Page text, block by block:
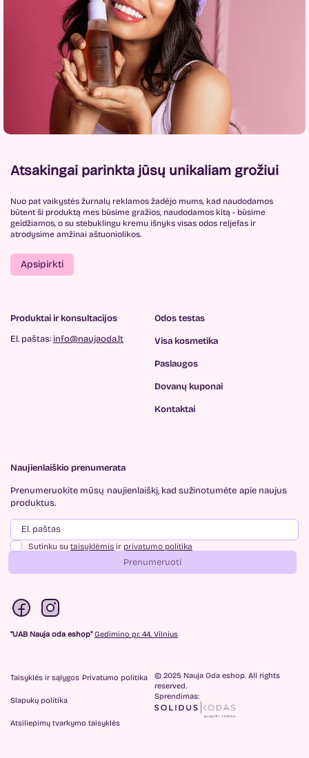
Atsakingai parinkta jūsų unikaliam grožiui
Nuo pat vaikystės žurnalų reklamos žadėjo mums, kad naudodamos
būtent ši produktą mes būsime gražios, naudodamos kitą - būsime
geidžiamos, o su stebuklingu kremu išnyks visas odos reljefas ir
atrodysime amžinai aštuoniolikos.
Apsipirkti
Produktai ir konsultacijos
El. paštas: info@naujaoda.lt
Odos testas
Visa kosmetika
Paslaugos
Dovanų kuponai
Kontaktai
Naujienlaiškio prenumerata
Prenumeruokite mūsų naujienlaiškį, kad sužinotumėte apie naujus
produktus.
Sutinku su taisyklėmis ir privatumo politika
Prenumeruoti
"UAB Nauja oda eshop" Gedimino pr. 44. Vilnius
Taisyklės ir sąlygos Privatumo politika
Slapukų politika
Atsiliepimų tvarkymo taisyklės
© 2025 Nauja Oda eshop. All rights
reserved.
Sprendimas: